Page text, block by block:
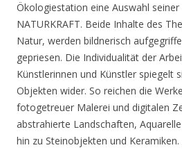
Ökologiestation eine Auswahl
NATURKRAFT. Beide Inhalte des
Natur, werden bildnerisch
gepriesen. Die Individualität der
Künstlerinnen und Künstler spiegelt
Objekten wider. So reichen die
fotogetreuer Malerei und digitalen
abstrahierte Landschaften,
hin zu Steinobjekten und